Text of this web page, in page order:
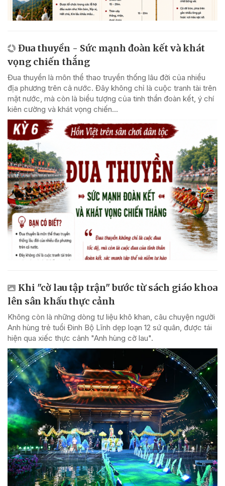
Đua thuyền - Sức mạnh đoàn kết và khát
vọng chiến thắng
Đua thuyền là môn thể thao truyền thống lâu đời của nhiều
địa phương trên cả nước. Đây không chỉ là cuộc tranh tài trên
mặt nước, mà còn là biểu tượng của tinh thần đoàn kết, ý chí
kiên cường và khát vọng chiến...
Khi "cờ lau tập trận" bước từ sách giáo khoa
lên sân khấu thực cảnh
Không còn là những dòng tư liệu khô khan, câu chuyện người
Anh hùng trẻ tuổi Đinh Bộ Lĩnh dẹp loạn 12 sứ quân, được tái
hiện qua xiếc thực cảnh "Anh hùng cờ lau".